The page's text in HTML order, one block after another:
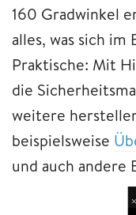
160 Gradwinkel
alles, was sich im
Praktische: Mit
die
weitere
beispielsweise
und auch andere